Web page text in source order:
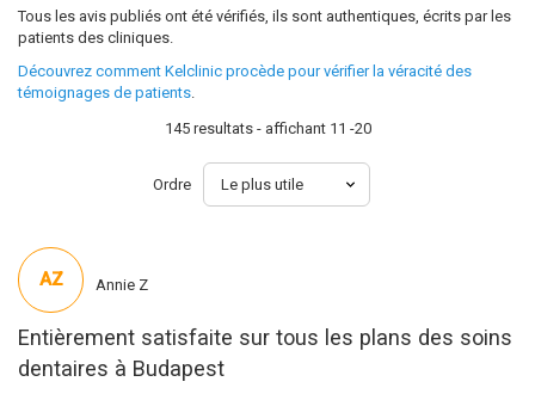
Tous les avis publiés ont été vérifiés, ils sont authentiques, écrits par les
patients des cliniques.
Découvrez comment Kelclinic procède pour vérifier la véracité des
témoignages de patients
145 resultats - affichant 11 -20
Ordre
Entièrement satisfaite sur tous les plans des soins
dentaires à Budapest
AZ Annie Z